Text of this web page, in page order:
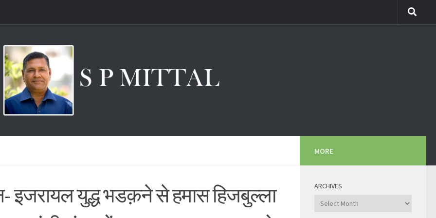
इजरायल युद्ध भडक़ने से हमास हिजबुल्ला
MORE
ARCHIVES
Archives